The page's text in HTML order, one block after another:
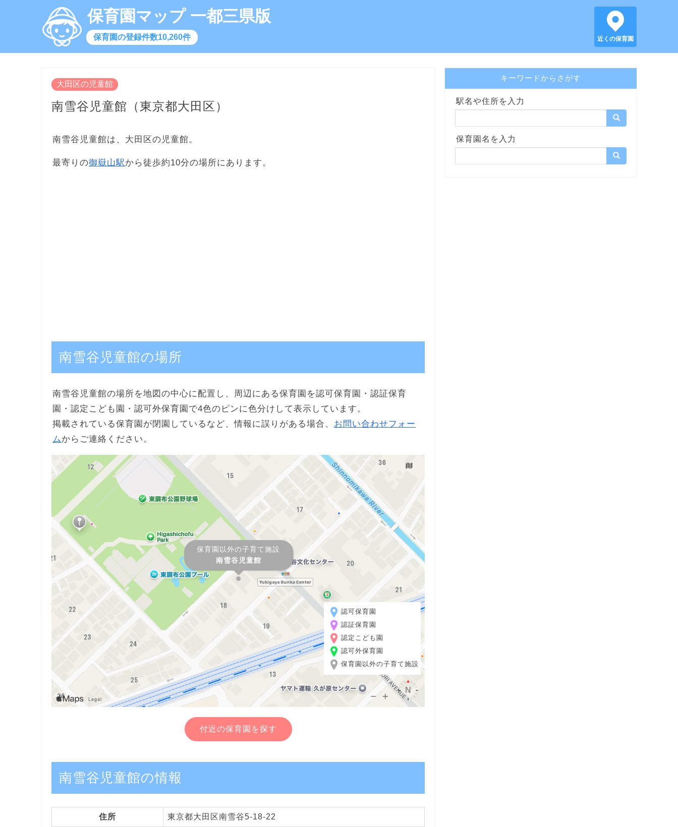
保育園マップ 一都三県版
保育園の登録件数10,260件 近くの保育園
大田区の児童館
南雪谷児童館（東京都大田区）
南雪谷児童館は、大田区の児童館。
最寄りの御嶽山駅から徒歩約10分の場所にあります。
南雪谷児童館の場所
南雪谷児童館の場所を地図の中心に配置し、周辺にある保育園を認可保育園・認証保育
園・認定こども園・認可外保育園で4色のピンに色分けして表示しています。
掲載されている保育園が閉園しているなど、情報に誤りがある場合、 お問い合わせフォー
ム からご連絡ください。
保育園以外の子育て施設
南雪谷児童館
認可保育園
認証保育園
認定こども園
認可外保育園
保育園以外の子育て施設
付近の保育園を探す
南雪谷児童館の情報
住所 東京都大田区南雪谷5-18-22
キーワードからさがす
駅名や住所を入力
保育園名を入力